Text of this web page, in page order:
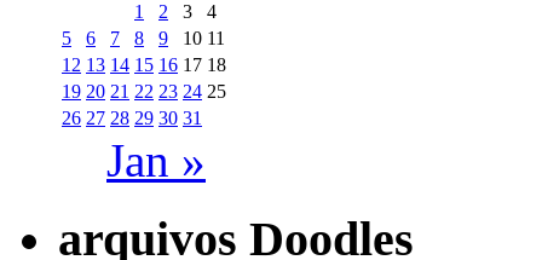
1
2 3
4
5
6 7 8 9 10 11
12 13 14 15 16 17 18
19 20 21 22 23 24 25
26 27 28 29 30 31
Jan »
arquivos Doodles